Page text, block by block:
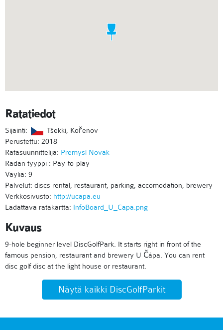
Ratatiedot
Sijainti:
Tšekki, Kořenov
Perustettu: 2018
Ratasuunnittelija: Premysl Novak
Radan tyyppi : Pay-to-play
Väyliä: 9
Palvelut: discs rental, restaurant, parking, accomodation, brewery
Verkkosivusto: http://ucapa.eu
Ladattava ratakartta: InfoBoard_U_Capa.png
Kuvaus
9-hole beginner level DiscGolfPark. It starts right in front of the
famous pension, restaurant and brewery U Čápa. You can rent
disc golf disc at the light house or restaurant.
Näytä kaikki DiscGolfParkit